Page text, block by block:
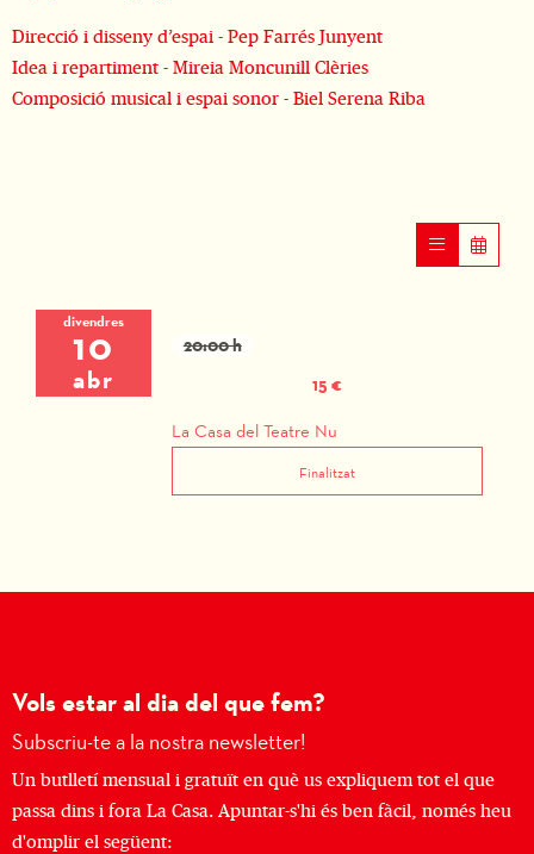
Direcció i disseny d’espai - Pep Farrés Junyent
Idea i repartiment - Mireia Moncunill Clèries
Composició musical i espai sonor - Biel Serena Riba
divendres
10
abr
20:00 h
15 €
La Casa del Teatre Nu
Finalitzat
Vols estar al dia del que fem?
Subscriu-te a la nostra newsletter!
Un butlletí mensual i gratuït en què us expliquem tot el que
passa dins i fora La Casa. Apuntar-s'hi és ben fàcil, només heu
d'omplir el següent: